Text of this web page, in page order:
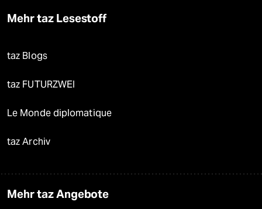
Mehr taz Lesestoff
taz Blogs
taz FUTURZWEI
Le Monde diplomatique
taz Archiv
Mehr taz Angebote